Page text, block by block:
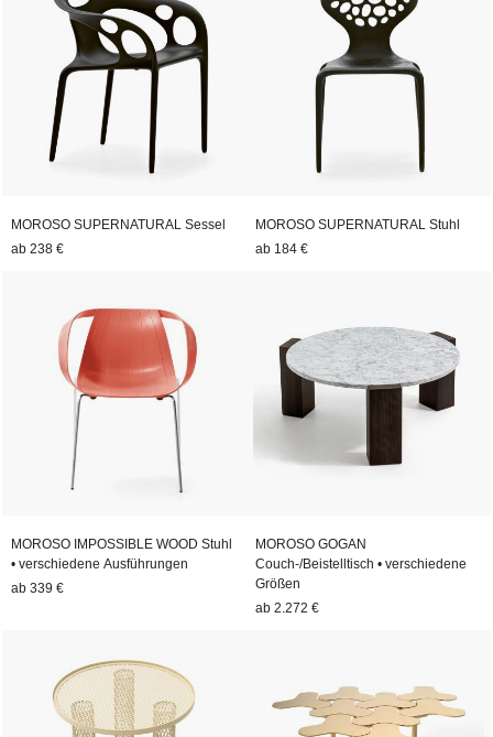
MOROSO SUPERNATURAL Sessel
ab 238 €
MOROSO SUPERNATURAL Stuhl
ab 184 €
MOROSO IMPOSSIBLE WOOD Stuhl
• verschiedene Ausführungen
ab 339 €
MOROSO GOGAN
Couch-/Beistelltisch • verschiedene
Größen
ab 2.272 €